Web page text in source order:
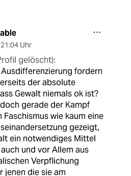
21:04 Uhr
gelöscht):
fordern
der absolute
Gewalt niemals ok ist?
gerade der Kampf
Faschismus wie kaum eine
gezeigt,
ein notwendiges Mittel
und vor Allem aus
Verpflichung
jenen die sie am